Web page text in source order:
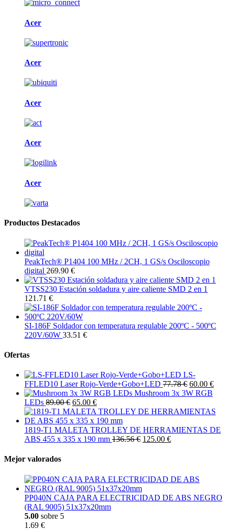
Acer
Acer
Acer
Acer
Acer
Productos Destacados
PeakTech® P1404 100 MHz / 2CH, 1 GS/s Osciloscopio
digital 269.90 €
VTSS230 Estación soldadura y aire caliente SMD 2 en 1
121.71 €
SI-186F Soldador con temperatura regulable 200ºC - 500ºC
220V/60W 33.51 €
Ofertas
LS-
FFLED10 Laser Rojo-Verde+Gobo+LED 77.78 € 60.00 €
Mushroom 3x 3W RGB
LEDs 89.00 € 65.00 €
1819-T1 MALETA TROLLEY DE HERRAMIENTAS DE
ABS 455 x 335 x 190 mm 136.56 € 125.00 €
Mejor valorados
PP040N CAJA PARA ELECTRICIDAD DE ABS NEGRO
(RAL 9005) 51x37x20mm
5.00 sobre 5
1.69 €